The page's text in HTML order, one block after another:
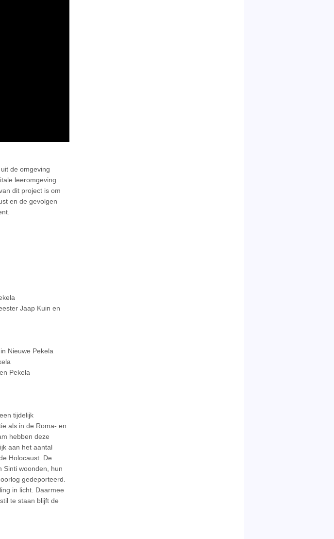
de omgeving
leeromgeving
dit project is om
en de gevolgen
Jaap Kuin en
Nieuwe Pekela
Pekela
tijdelijk
als in de Roma- en
hebben deze
aan het aantal
Holo­caust. De
Sinti woonden, hun
gedeporteerd.
in licht. Daarmee
te staan blijft de